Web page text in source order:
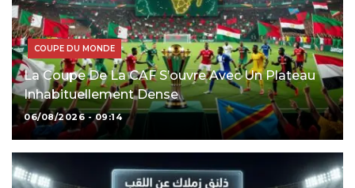
COUPE DU MONDE
La Coupe De La CAF S’ouvre Avec Un Plateau
Inhabituellement Dense
06/08/2026 - 09:14